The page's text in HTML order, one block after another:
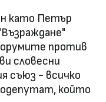
като Петър
против
словесни
съюз - всичко
който